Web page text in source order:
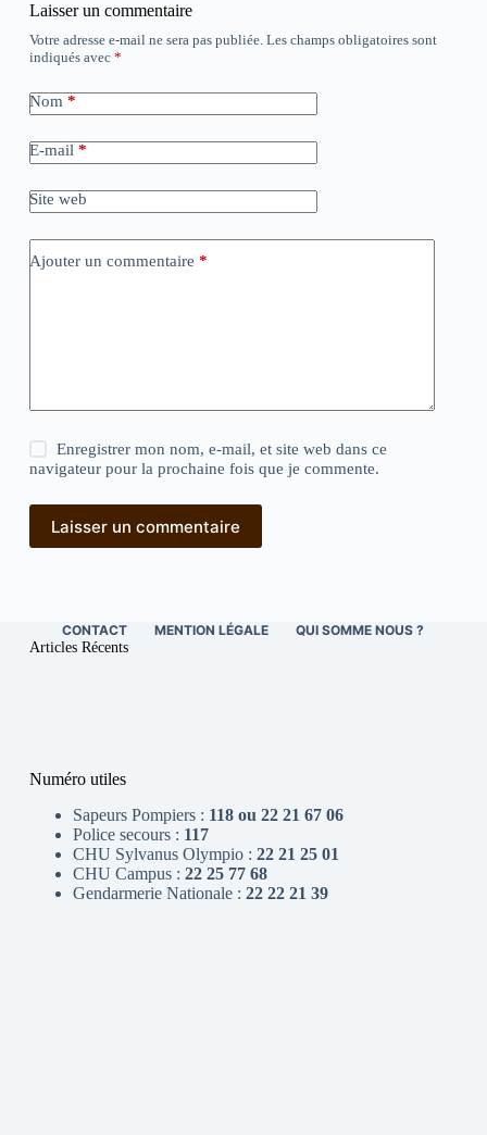
Laisser un commentaire
Votre adresse e-mail ne sera pas publiée. Les champs obligatoires sont
indiqués avec *
Nom *
E-mail *
Site web
Ajouter un commentaire *
Enregistrer mon nom, e-mail, et site web dans ce
navigateur pour la prochaine fois que je commente.
Laisser un commentaire
CONTACT MENTION LÉGALE QUI SOMME NOUS ?
Articles Récents
Numéro utiles
Sapeurs Pompiers : 118 ou 22 21 67 06
Police secours : 117
CHU Sylvanus Olympio : 22 21 25 01
CHU Campus : 22 25 77 68
Gendarmerie Nationale : 22 22 21 39